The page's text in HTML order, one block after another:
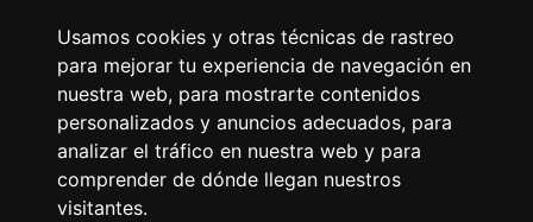
Usamos cookies y otras técnicas de rastreo
para mejorar tu experiencia de navegación en
nuestra web, para mostrarte contenidos
personalizados y anuncios adecuados, para
analizar el tráfico en nuestra web y para
comprender de dónde llegan nuestros
visitantes.